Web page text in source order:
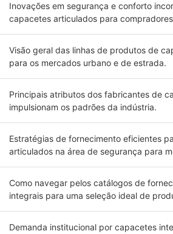
Inovações em segurança e conforto
capacetes articulados para
Visão geral das linhas de produtos de
para os mercados urbano e de estrada.
Principais atributos dos fabricantes de
impulsionam os padrões da indústria.
Estratégias de fornecimento eficientes
articulados na área de segurança para
Como navegar pelos catálogos de
integrais para uma seleção ideal de
Demanda institucional por capacetes